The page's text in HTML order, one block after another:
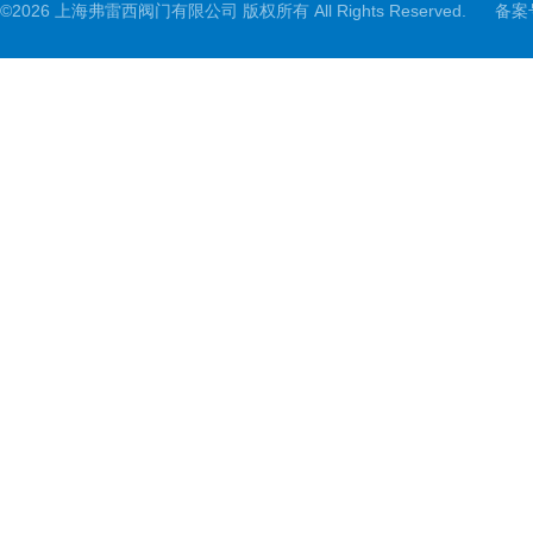
©2026 上海弗雷西阀门有限公司 版权所有 All Rights Reserved. 备案